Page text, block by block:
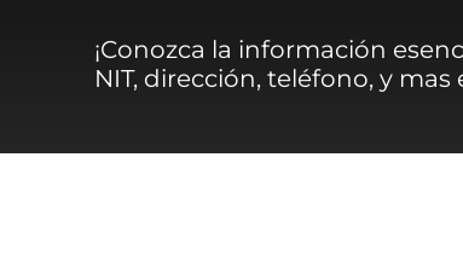
¡Conozca la información
NIT, dirección, teléfono, y